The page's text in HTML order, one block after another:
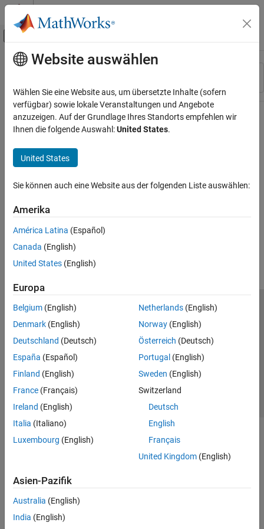
Weiter zum Inhalt
Umschaltung für Off-Canvas-
Ressource
Hauptinhalt
Website auswählen
Wählen Sie eine Website aus, um übersetzte Inhalte (sofern
verfügbar) sowie lokale Veranstaltungen und Angebote
anzuzeigen. Auf der Grundlage Ihres Standorts empfehlen wir
Ihnen die folgende Auswahl:United States.
United States
Sie können auch eine Website aus der folgenden Liste auswählen:
Amerika
América Latina (Español)
Canada (English)
United States (English)
Europa
Belgium (English)
Denmark (English)
Deutschland (Deutsch)
España (Español)
Finland (English)
France (Français)
Ireland (English)
Italia (Italiano)
Luxembourg (English)
Netherlands(English)
Norway(English)
Österreich (Deutsch)
Portugal (English)
Sweden (English)
Switzerland
Deutsch
English
Français
United Kingdom(English)
Asien-Pazifik
Australia (English)
India (English)
Trust Center
Datenschutz-Richtlinien
Datendiebstahl verhindern
Status von Anwendungen
© 1994-2026 The MathWorks, Inc.
Website auswählen
Deutschland